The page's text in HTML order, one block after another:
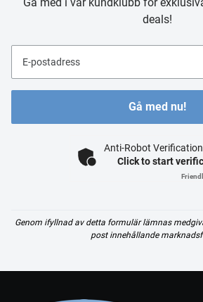
deals!
E-postadress
Gå med nu!
Anti-Robot Verification
Click to start
Genom ifyllnad av detta formulär lämnas
post innehållande